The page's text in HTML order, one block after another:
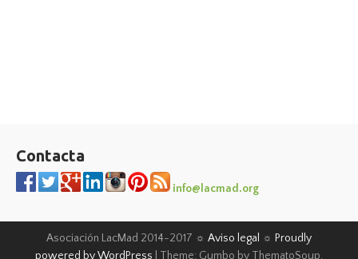
Contacta
info@lacmad.org
Asociación LacMad 2014-2017 ☼ Aviso legal ☼ Proudly
powered by WordPress
Theme: Gumbo by ThematoSoup.